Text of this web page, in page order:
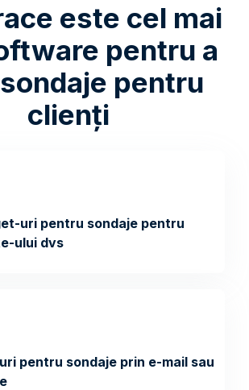
este cel mai
pentru a
pentru
clienți
uri pentru sondaje pentru
ului dvs
pentru sondaje prin e-mail sau